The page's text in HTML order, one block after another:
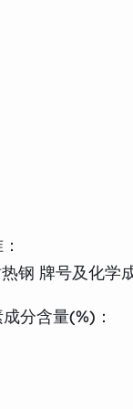
钢 牌号及化学
分含量(%)：